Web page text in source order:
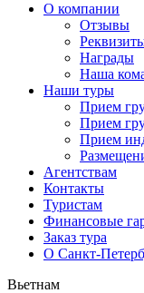
О компании
Отзывы
Награды
Наша
Наши туры
Прием
Прием
Прием
Агентствам
Контакты
Туристам
Финансовые
Заказ тура
О Санкт-
Вьетнам